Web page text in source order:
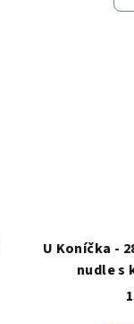
U Koníčka -
nudle s